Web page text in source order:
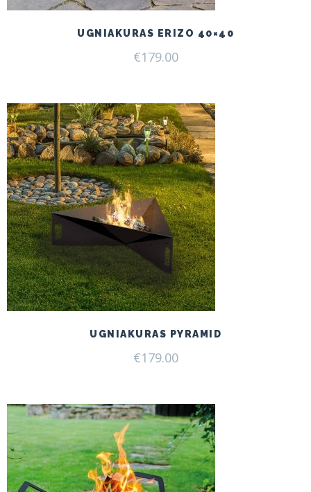
UGNIAKURAS ERIZO 40×40
€179.00
UGNIAKURAS PYRAMID
€179.00